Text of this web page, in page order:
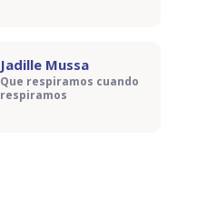
Jadille Mussa
Que respiramos cuando
respiramos